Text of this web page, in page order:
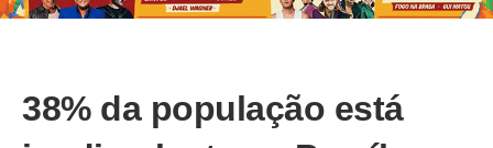
38% da população está